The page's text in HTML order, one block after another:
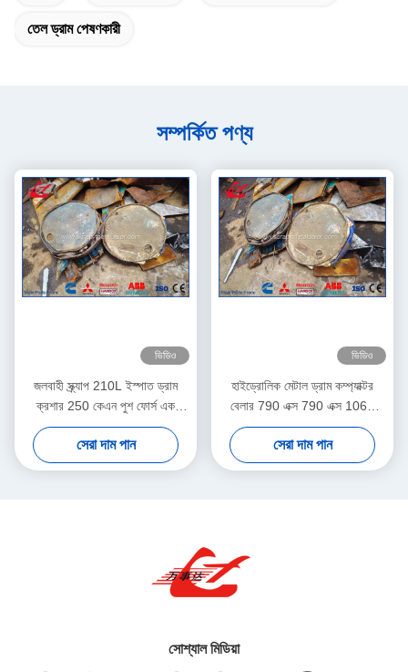
তেল ড্রাম পেষণকারী
সম্পর্কিত পণ্য
ভিডিও
জলবাহী স্ক্র্যাপ 210L ইস্পাত ড্রাম
ক্রশার 250 কেএন পুশ ফোর্স এক
বছরের নিশ্চয়তা
সেরা দাম পান
ভিডিও
হাইড্রোলিক মেটাল ড্রাম কম্প্যাক্টর
বেলার 790 এক্স 790 এক্স 1060
mm কম্প্রেস বক্স সাইজ
সেরা দাম পান
সোশ্যাল মিডিয়া